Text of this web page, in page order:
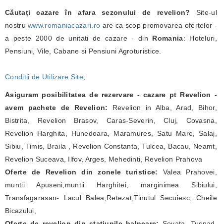
Căutați cazare în afara sezonului de revelion? Site-ul
nostruwww.romaniacazari.ro are ca scop promovarea ofertelor -
a peste 2000 de unitati de cazare - din Romania: Hoteluri,
Pensiuni, Vile, Cabane si Pensiuni Agroturistice.
Conditii de Utilizare Site;
Asiguram posibilitatea de rezervare - cazare pt Revelion -
avem pachete de Revelion: Revelion in Alba, Arad, Bihor,
Bistrita, Revelion Brasov, Caras-Severin, Cluj, Covasna,
Revelion Harghita, Hunedoara, Maramures, Satu Mare, Salaj,
Sibiu, Timis, Braila , Revelion Constanta, Tulcea, Bacau, Neamt,
Revelion Suceava, Ilfov, Arges, Mehedinti, Revelion Prahova
Oferte de Revelion din zonele turistice: Valea Prahovei,
muntii Apuseni,muntii Harghitei, marginimea Sibiului,
Transfagarasan- Lacul Balea,Retezat,Tinutul Secuiesc, Cheile
Bicazului,